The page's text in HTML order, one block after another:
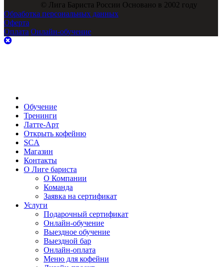
© Лига Бариста России Основано в 2002 году
Обработка персональных данных
Оферта
Оплата Онлайн-обучение
Обучение
Тренинги
Латте-Арт
Открыть кофейню
SCA
Магазин
Контакты
О Лиге бариста
О Компании
Команда
Заявка на сертификат
Услуги
Подарочный сертификат
Онлайн-обучение
Выездное обучение
Выездной бар
Онлайн-оплата
Меню для кофейни